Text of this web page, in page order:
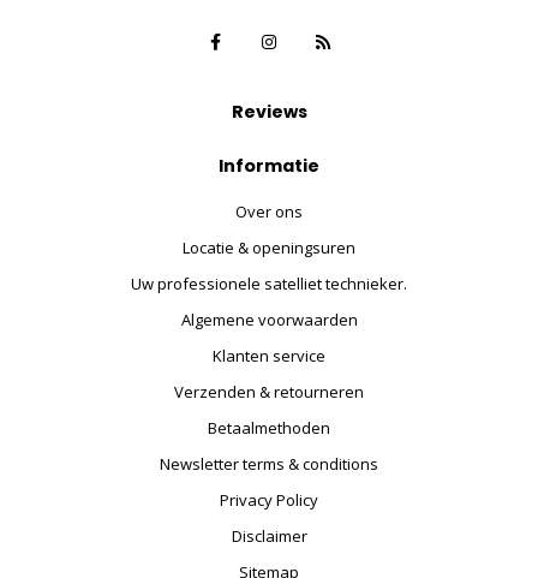
Reviews
Informatie
Over ons
Locatie & openingsuren
Uw professionele satelliet technieker.
Algemene voorwaarden
Klanten service
Verzenden & retourneren
Betaalmethoden
Newsletter terms & conditions
Privacy Policy
Disclaimer
Sitemap